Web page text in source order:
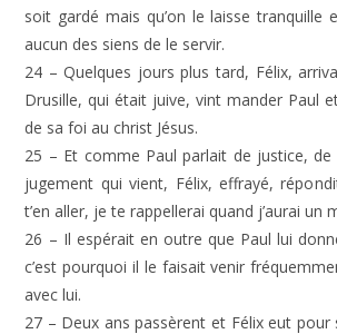
soit gardé mais qu’on le laisse tranquille
aucun des siens de le servir.
24 – Quelques jours plus tard, Félix,
Drusille, qui était juive, vint mander Paul
de sa foi au christ Jésus.
25 – Et comme Paul parlait de justice,
jugement qui vient, Félix, effrayé,
t’en aller, je te rappellerai quand j’aurai un
26 – Il espérait en outre que Paul lui
c’est pourquoi il le faisait venir
avec lui.
27 – Deux ans passèrent et Félix eut pour